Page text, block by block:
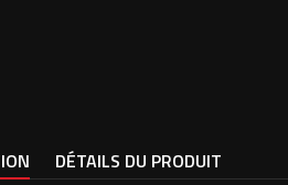
DÉTAILS DU PRODUIT